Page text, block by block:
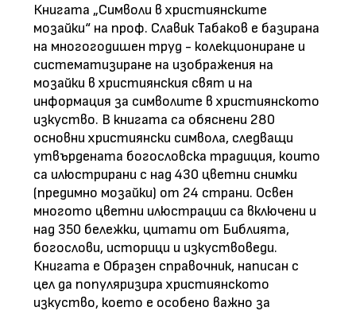
Книгата „Символи в християнските
мозайки“ на проф. Славик Табаков е базирана
на многогодишен труд - колекциониране и
систематизиране на изображения на
мозайки в християнския свят и на
информация за символите в християнското
изкуство. В книгата са обяснени 280
основни християнски символа, следващи
утвърдената богословска традиция, които
са илюстрирани с над 430 цветни снимки
(предимно мозайки) от 24 страни. Освен
многото цветни илюстрации са включени и
над 350 бележки, цитати от Библията,
богослови, историци и изкуствоведи.
Книгата е Образен справочник, написан с
цел да популяризира християнското
изкуство, което е особено важно за